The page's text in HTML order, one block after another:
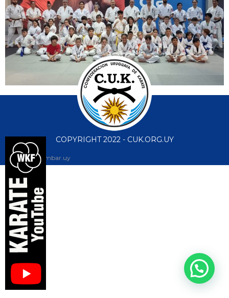
COPYRIGHT 2022 - CUK.ORG.UY
diseño web: ambar.uy